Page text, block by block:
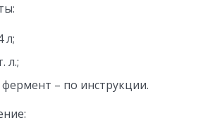
л;
л.;
– по инструкции.